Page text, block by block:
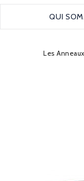
QUI
Les